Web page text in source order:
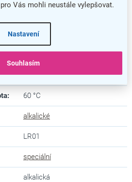
Vás mohli neustále vylepšovat.
Nastavení
Souhlasím
ne
: -20 °C
: 60 °C
alkalické
LR01
speciální
alkalická